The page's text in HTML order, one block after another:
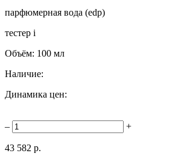
парфюмерная вода (edp)
тестер i
Объём: 100 мл
Наличие:
Динамика цен:
– +
43 582 р.